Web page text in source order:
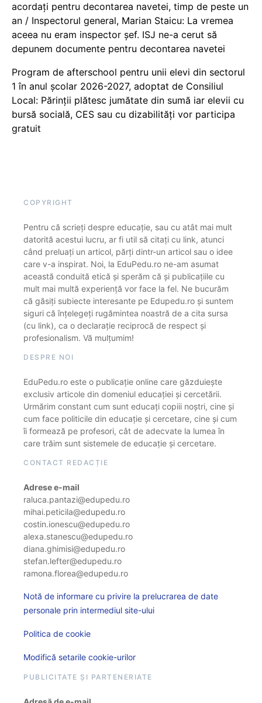
acordați pentru decontarea navetei, timp de peste un
an / Inspectorul general, Marian Staicu: La vremea
aceea nu eram inspector șef. ISJ ne-a cerut să
depunem documente pentru decontarea navetei
Program de afterschool pentru unii elevi din sectorul
1 în anul școlar 2026-2027, adoptat de Consiliul
Local: Părinții plătesc jumătate din sumă iar elevii cu
bursă socială, CES sau cu dizabilităţi vor participa
gratuit
COPYRIGHT
Pentru că scrieți despre educație, sau cu atât mai mult
datorită acestui lucru, ar fi util să citați cu link, atunci
când preluați un articol, părți dintr-un articol sau o idee
care v-a inspirat. Noi, la EduPedu.ro ne-am asumat
această conduită etică și sperăm că și publicațiile cu
mult mai multă experiență vor face la fel. Ne bucurăm
că găsiți subiecte interesante pe Edupedu.ro și suntem
siguri că înțelegeți rugămintea noastră de a cita sursa
(cu link), ca o declarație reciprocă de respect și
profesionalism. Vă mulțumim!
DESPRE NOI
EduPedu.ro este o publicație online care găzduiește
exclusiv articole din domeniul educației și cercetării.
Urmărim constant cum sunt educați copiii noștri, cine și
cum face politicile din educație și cercetare, cine și cum
îi formează pe profesori, cât de adecvate la lumea în
care trăim sunt sistemele de educație și cercetare.
CONTACT REDACȚIE
Adrese e-mail
raluca.pantazi@edupedu.ro
mihai.peticila@edupedu.ro
costin.ionescu@edupedu.ro
alexa.stanescu@edupedu.ro
diana.ghimisi@edupedu.ro
stefan.lefter@edupedu.ro
ramona.florea@edupedu.ro
Notă de informare cu privire la prelucrarea de date
personale prin intermediul site-ului
Politica de cookie
Modifică setarile cookie-urilor
PUBLICITATE ȘI PARTENERIATE